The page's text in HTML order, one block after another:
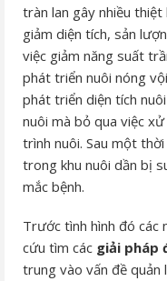
tràn lan gây nhiều
giảm diện tích, sản
việc giảm năng suất
phát triển nuôi nóng
phát triển diện tích
nuôi mà bỏ qua việc
trình nuôi. Sau một
trong khu nuôi dần bị
mắc bệnh.
Trước tình hình đó các
cứu tìm các giải pháp
trung vào vấn đề